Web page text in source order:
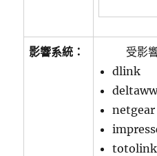
影響系統：
受影
dlink
netgear
totolink